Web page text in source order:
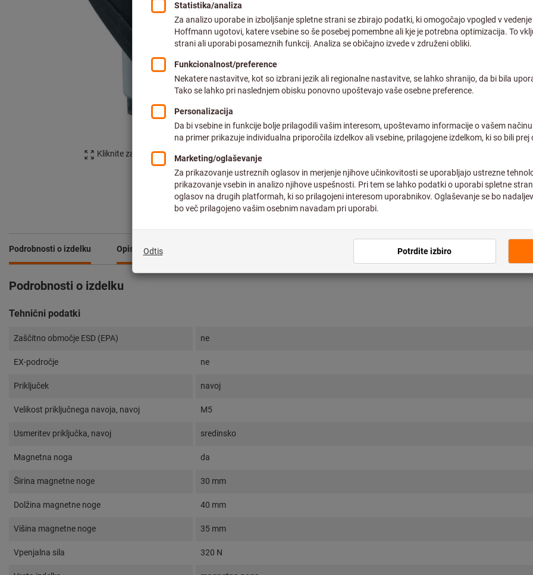
Kliknite za povečavo slike
Cena na 1 kos
plus DDV po trenutni stopnji
Tip:
Količina
26 kosov na zalogi
Podrobnosti o izdelku Opis Prenosi in dokumenti Svetovalci za storitve in izdelke
Podrobnosti o izdelku
Tehnični podatki
Zaščitno območje ESD (EPA) ne
EX-področje ne
Priključek navoj
Velikost priključnega navoja, navoj M5
Usmeritev priključka, navoj sredinsko
Magnetna noga da
Širina magnetne noge 30 mm
Dolžina magnetne noge 40 mm
Višina magnetne noge 35 mm
Vpenjalna sila 320 N